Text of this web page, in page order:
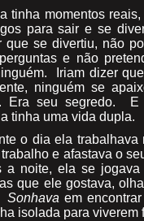
momentos reais,
para sair e se
que se divertiu, não
e não
Iriam dizer
ninguém se
Era seu segredo. E
tinha uma vida dupla.
ela trabalhava
e afastava o
a noite, ela se jogava
que ele gostava,
Sonhava em
isolada para viverem